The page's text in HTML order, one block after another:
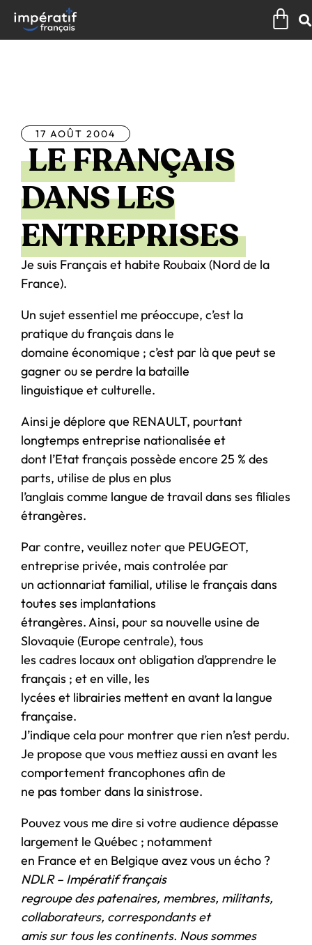
contenu
17 AOÛT 2004
LE FRANÇAIS
DANS LES
ENTREPRISES
Je suis Français et habite Roubaix (Nord de la
France).
Un sujet essentiel me préoccupe, c’est la
pratique du français dans le
domaine économique ; c’est par là que peut se
gagner ou se perdre la bataille
linguistique et culturelle.
Ainsi je déplore que RENAULT, pourtant
longtemps entreprise nationalisée et
dont l’Etat français possède encore 25 % des
parts, utilise de plus en plus
l’anglais comme langue de travail dans ses filiales
étrangères.
Par contre, veuillez noter que PEUGEOT,
entreprise privée, mais controlée par
un actionnariat familial, utilise le français dans
toutes ses implantations
étrangères. Ainsi, pour sa nouvelle usine de
Slovaquie (Europe centrale), tous
les cadres locaux ont obligation d’apprendre le
français ; et en ville, les
lycées et librairies mettent en avant la langue
française.
J’indique cela pour montrer que rien n’est perdu.
Je propose que vous mettiez aussi en avant les
comportement francophones afin de
ne pas tomber dans la sinistrose.
Pouvez vous me dire si votre audience dépasse
largement le Québec ; notamment
en France et en Belgique avez vous un écho ?
NDLR – Impératif français
regroupe des patenaires, membres, militants,
collaborateurs, correspondants et
amis sur tous les continents. Nous sommes